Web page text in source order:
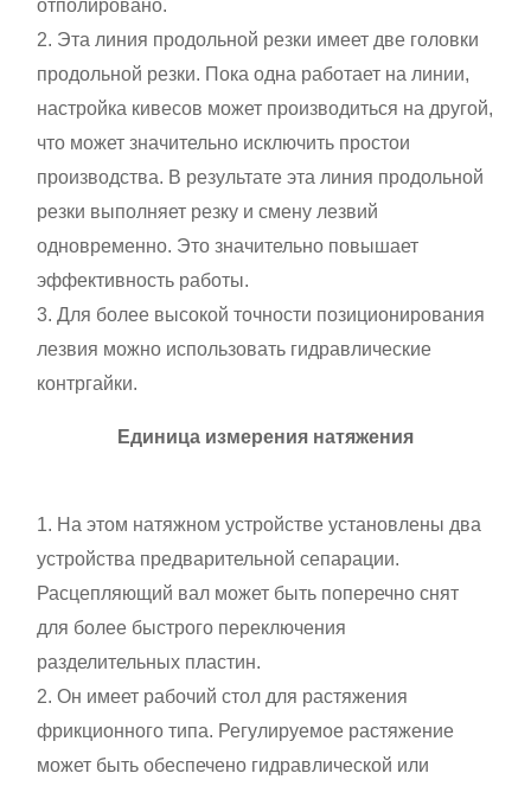
отполировано.
2. Эта линия продольной резки имеет две головки
продольной резки. Пока одна работает на линии,
настройка кивесов может производиться на другой,
что может значительно исключить простои
производства. В результате эта линия продольной
резки выполняет резку и смену лезвий
одновременно. Это значительно повышает
эффективность работы.
3. Для более высокой точности позиционирования
лезвия можно использовать гидравлические
контргайки.
Единица измерения натяжения
1. На этом натяжном устройстве установлены два
устройства предварительной сепарации.
Расцепляющий вал может быть поперечно снят
для более быстрого переключения
разделительных пластин.
2. Он имеет рабочий стол для растяжения
фрикционного типа. Регулируемое растяжение
может быть обеспечено гидравлической или